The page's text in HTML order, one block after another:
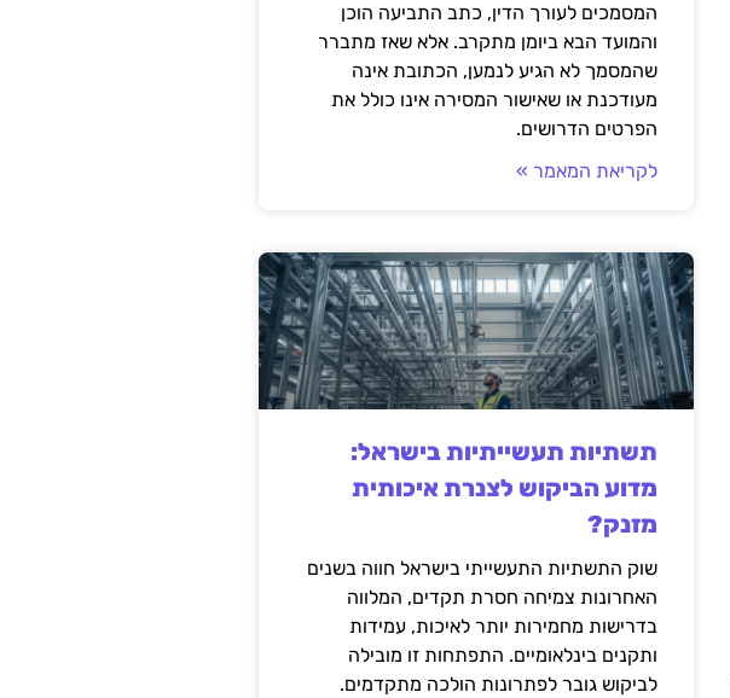
המסמכים לעורך הדין, כתב התביעה הוכן
והמועד הבא ביומן מתקרב. אלא שאז מתברר
שהמסמך לא הגיע לנמען, הכתובת אינה
מעודכנת או שאישור המסירה אינו כולל את
הפרטים הדרושים.
לקריאת המאמר »
תשתיות תעשייתיות בישראל:
מדוע הביקוש לצנרת איכותית
מזנק?
שוק התשתיות התעשייתי בישראל חווה בשנים
האחרונות צמיחה חסרת תקדים, המלווה
בדרישות מחמירות יותר לאיכות, עמידות
ותקנים בינלאומיים. התפתחות זו מובילה
לביקוש גובר לפתרונות הולכה מתקדמים.